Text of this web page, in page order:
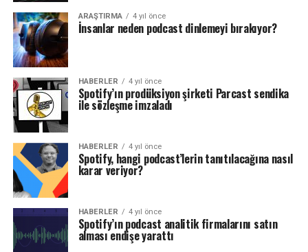
ARAŞTIRMA 4 yıl önce
İnsanlar neden podcast dinlemeyi bırakıyor?
HABERLER 4 yıl önce
Spotify’ın prodüksiyon şirketi Parcast sendika
ile sözleşme imzaladı
HABERLER 4 yıl önce
Spotify, hangi podcast’lerin tanıtılacağına nasıl
karar veriyor?
HABERLER 4 yıl önce
Spotify’ın podcast analitik firmalarını satın
alması endişe yarattı